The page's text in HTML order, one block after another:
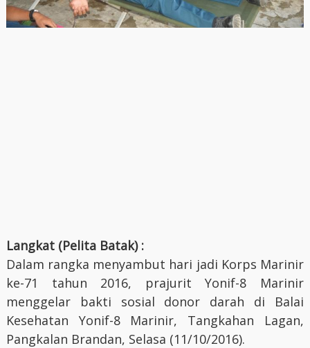
Langkat (Pelita Batak) :
Dalam rangka menyambut hari jadi Korps Marinir
ke-71 tahun 2016, prajurit Yonif-8 Marinir
menggelar bakti sosial donor darah di Balai
Kesehatan Yonif-8 Marinir, Tangkahan Lagan,
Pangkalan Brandan, Selasa (11/10/2016).